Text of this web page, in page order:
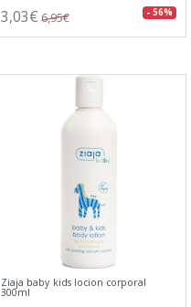
3,03€ 6,95€ - 56%
Ziaja baby kids locion corporal
300ml